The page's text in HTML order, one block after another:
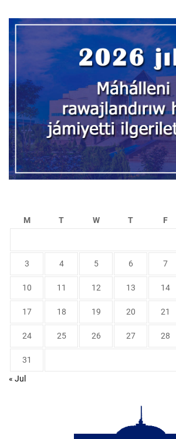
M T W T F
3 4 5 6 7
10 11 12 13 14
17 18 19 20 21
24 25 26 27 28
31
« Jul